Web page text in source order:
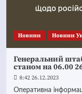
Новини Новини
Генеральний
станом на 06.00
8:42 26.12.2023
Оперативна